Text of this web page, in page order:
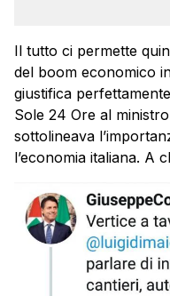
Il tutto ci permette
del boom economico
giustifica
Sole 24 Ore al
sottolineava
l’economia italiana. A